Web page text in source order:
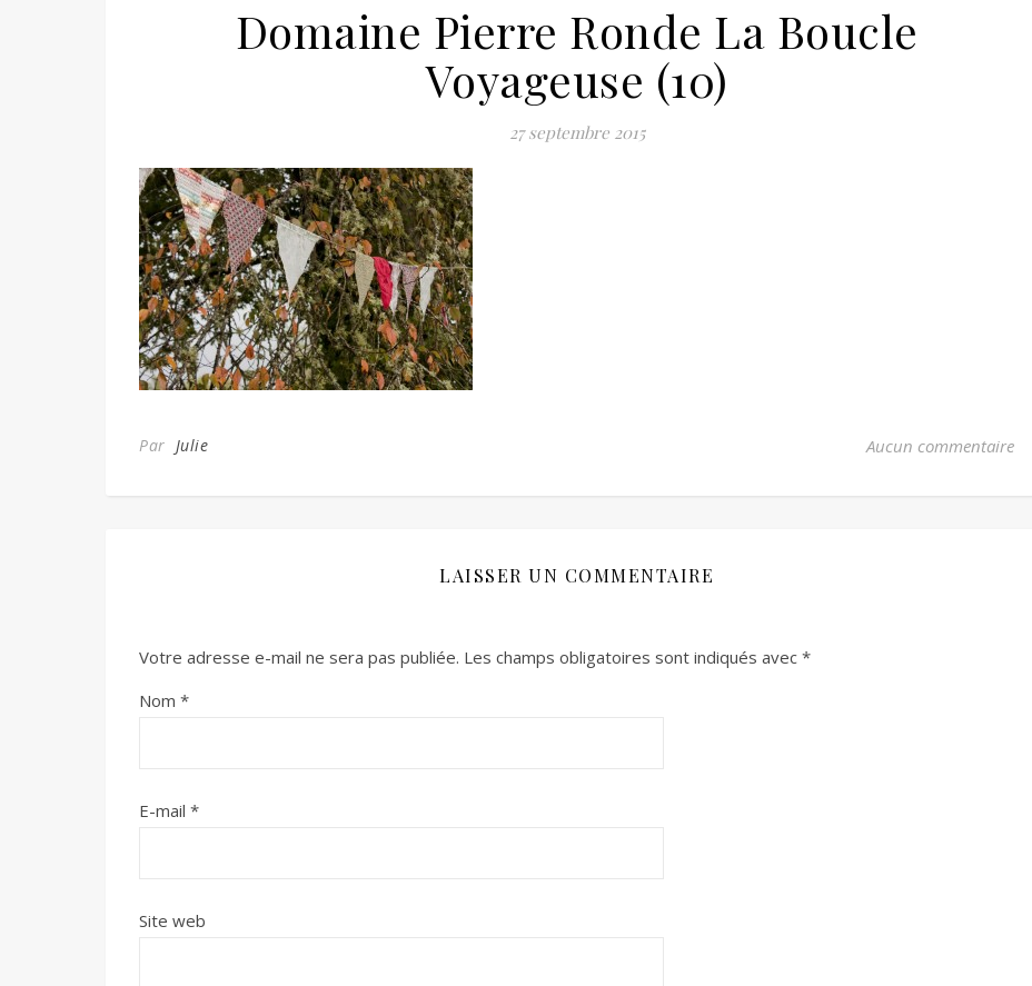
Domaine Pierre Ronde La Boucle
Voyageuse (10)
27 septembre 2015
Par Julie Aucun commentaire
LAISSER UN COMMENTAIRE
Votre adresse e-mail ne sera pas publiée. Les champs obligatoires sont indiqués avec *
Nom *
E-mail *
Site web